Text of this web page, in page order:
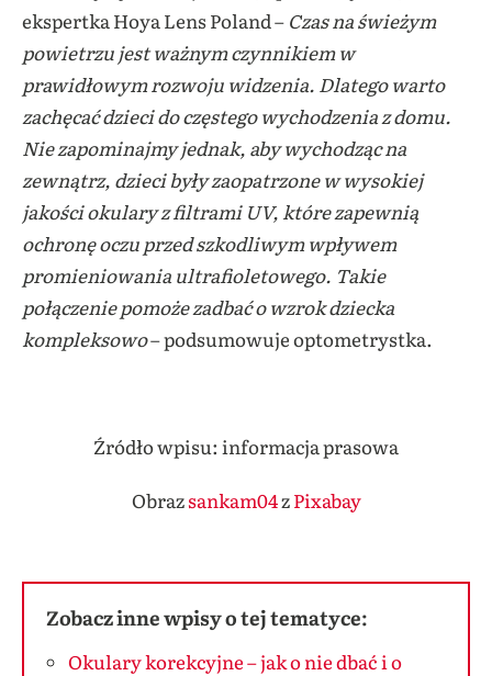
ekspertka Hoya Lens Poland – Czas na świeżym
powietrzu jest ważnym czynnikiem w
prawidłowym rozwoju widzenia. Dlatego warto
zachęcać dzieci do częstego wychodzenia z domu.
Nie zapominajmy jednak, aby wychodząc na
zewnątrz, dzieci były zaopatrzone w wysokiej
jakości okulary z filtrami UV, które zapewnią
ochronę oczu przed szkodliwym wpływem
promieniowania ultrafioletowego. Takie
połączenie pomoże zadbać o wzrok dziecka
kompleksowo– podsumowuje optometrystka.
Źródło wpisu: informacja prasowa
Obrazsankam04zPixabay
Zobacz inne wpisy o tej tematyce:
Okulary korekcyjne – jak o nie dbać i o